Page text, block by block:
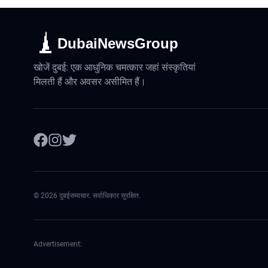
DubaiNewsGroup
खोजें दुबई: एक आधुनिक चमत्कार जहां संस्कृतियां
मिलती हैं और अवसर असीमित हैं।
© 2026 दुबईसमाचार. सर्वाधिकार सुरक्षित.
Advertisement: